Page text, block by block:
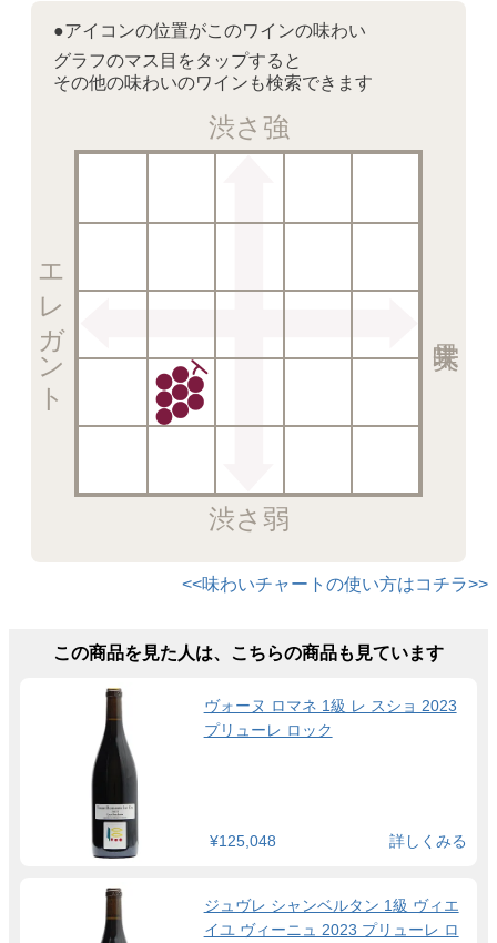
●アイコンの位置がこのワインの味わい
グラフのマス目をタップすると
その他の味わいのワインも検索できます
渋さ強
渋さ弱
エレガント
<<味わいチャートの使い方はコチラ>>
この商品を見た人は、こちらの商品も見ています
ヴォーヌ ロマネ 1級 レ スショ 2023
プリューレ ロック
¥125,048 詳しくみる
ジュヴレ シャンベルタン 1級 ヴィエ
イユ ヴィーニュ 2023 プリューレ ロ